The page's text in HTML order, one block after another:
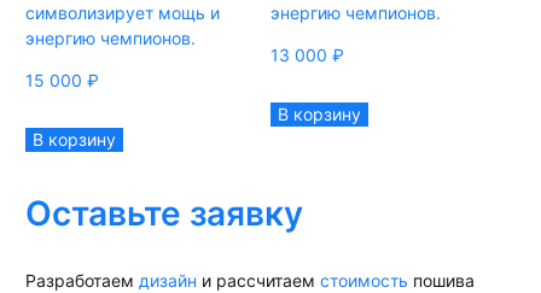
символизирует мощь и
энергию чемпионов.
15 000 ₽
В корзину
энергию чемпионов.
13 000 ₽
В корзину
Оставьте заявку
Разработаем дизайн и рассчитаем стоимость пошива